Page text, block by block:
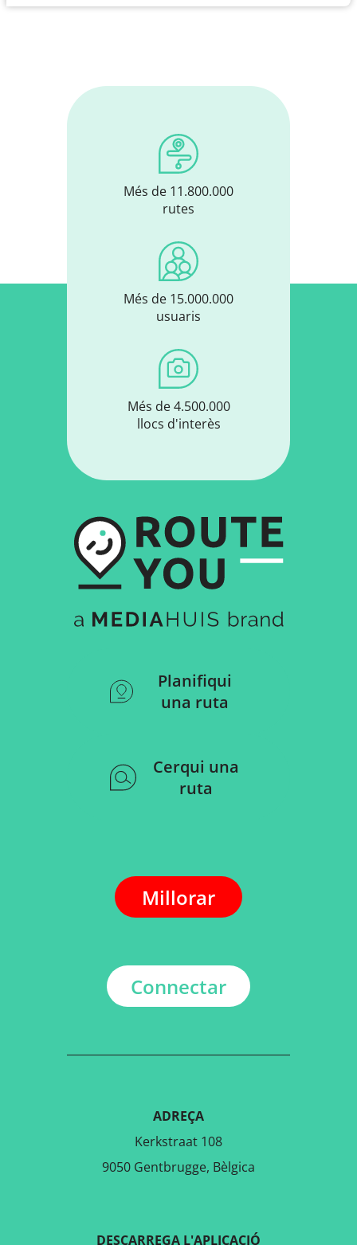
Més de 11.800.000
rutes
Més de 15.000.000
usuaris
Més de 4.500.000
llocs d'interès
Planifiqui
una ruta
Cerqui una
ruta
Millorar
Connectar
ADREÇA
Kerkstraat 108
9050 Gentbrugge, Bèlgica
DESCARREGA L'APLICACIÓ